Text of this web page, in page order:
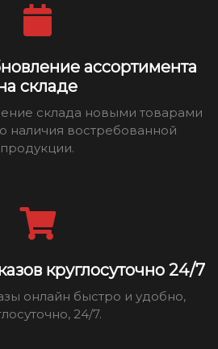
ассортимента
складе
склада новыми товарами
наличия востребованной
продукции.
круглосуточно 24/7
онлайн быстро и удобно,
24/7.